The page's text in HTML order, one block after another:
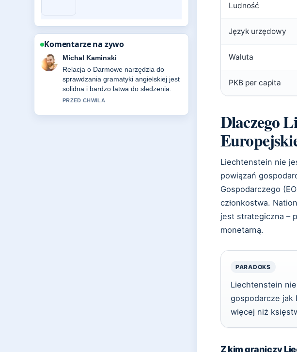
Ludność
Język urzędowy
Waluta
PKB per capita
Dlaczego
Liechtenstein nie
powiązań
Gospodarczego
członkostwa.
jest strategiczna –
monetarną.
PARADOKS
Liechtenstein
gospodarcze jak
więcej niż
Z kim graniczy
Komentarze na zywo
Ewa Lewandowska
Bardzo dobra weryfikacja wokol Siri po
polsku? Jak uruchomić i ustawić....
Wiecej redakcji powinno pisac w ten
sposob.